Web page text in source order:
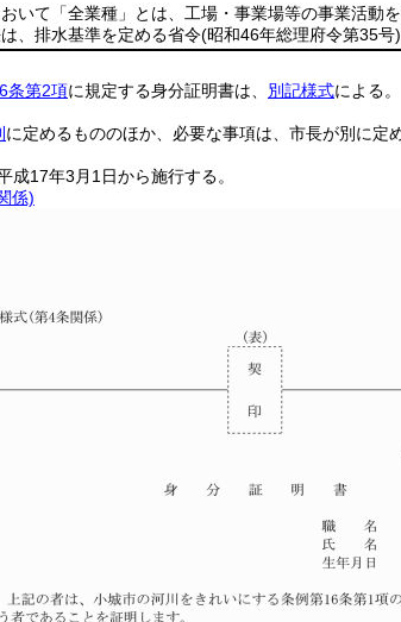
いて「全業種」とは、工場・事業場等の事業活動を
、排水基準を定める省令(昭和46年総理府令第35号)
条第2項に規定する身分証明書は、 別記様式による。
に定めるもののほか、必要な事項は、市長が別に定め
成17年3月1日から施行する。
係)